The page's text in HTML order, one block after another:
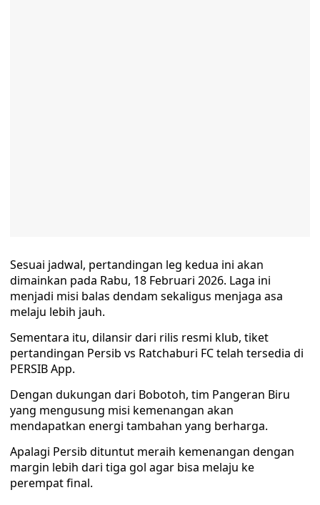
Sesuai jadwal, pertandingan leg kedua ini akan
dimainkan pada Rabu, 18 Februari 2026. Laga ini
menjadi misi balas dendam sekaligus menjaga asa
melaju lebih jauh.
Sementara itu, dilansir dari rilis resmi klub, tiket
pertandingan Persib vs Ratchaburi FC telah tersedia di
PERSIB App.
Dengan dukungan dari Bobotoh, tim Pangeran Biru
yang mengusung misi kemenangan akan
mendapatkan energi tambahan yang berharga.
Apalagi Persib dituntut meraih kemenangan dengan
margin lebih dari tiga gol agar bisa melaju ke
perempat final.